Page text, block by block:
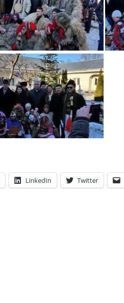
LinkedIn Twitter